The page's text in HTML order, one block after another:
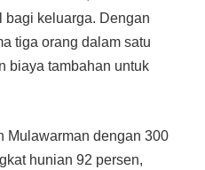
keluarga. Dengan
tiga orang dalam satu
biaya tambahan untuk
Mulawarman dengan 300
hunian 92 persen,